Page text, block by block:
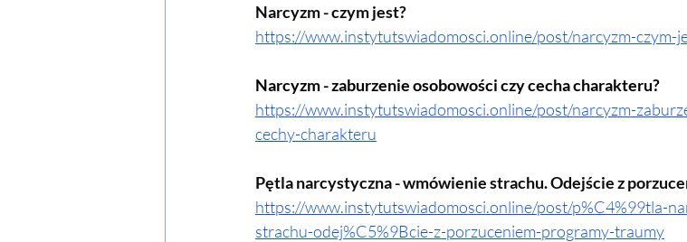
Narcyzm - czym jest?
https://www.instytutswiadomosci.online/post/narcyzm-czym-
Narcyzm - zaburzenie osobowości czy cecha charakteru?
https://www.instytutswiadomosci.online/post/narcyzm-
cechy-charakteru
Pętla narcystyczna - wmówienie strachu. Odejście z
https://www.instytutswiadomosci.online/post/p%C4%99tla-
strachu-odej%C5%9Bcie-z-porzuceniem-programy-traumy